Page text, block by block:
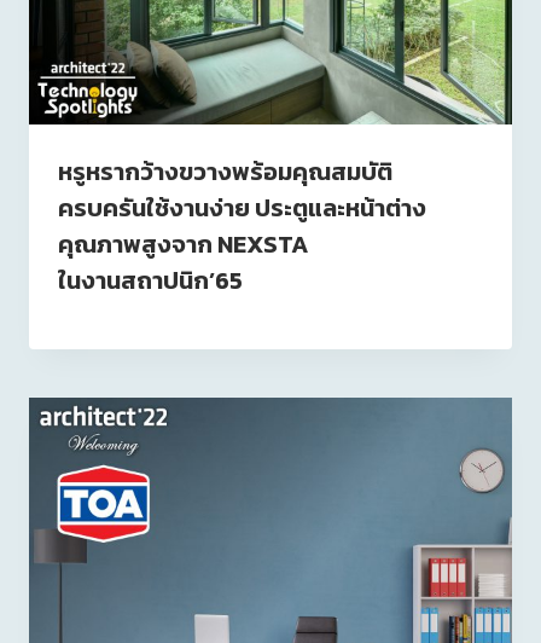
หรูหรากว้างขวางพร้อมคุณสมบัติ
ครบครันใช้งานง่าย ประตูและหน้าต่าง
คุณภาพสูงจาก NEXSTA
ในงานสถาปนิก’65